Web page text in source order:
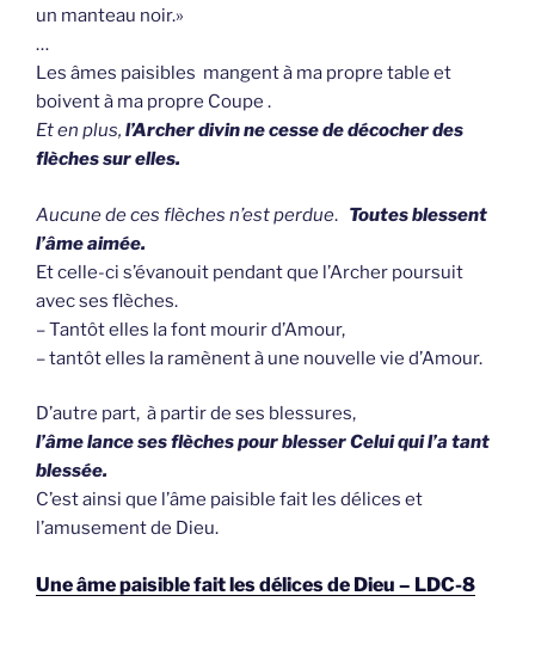
un manteau noir.»
…
Les âmes paisibles mangent à ma propre table et
boivent à ma propre Coupe .
Et en plus, l’Archer divin ne cesse de décocher des
flèches sur elles.
Aucune de ces flèches n’est perdue. Toutes blessent
l’âme aimée.
Et celle-ci s’évanouit pendant que l’Archer poursuit
avec ses flèches.
– Tantôt elles la font mourir d’Amour,
– tantôt elles la ramènent à une nouvelle vie d’Amour.
D’autre part, à partir de ses blessures,
l’âme lance ses flèches pour blesser Celui qui l’a tant
blessée.
C’est ainsi que l’âme paisible fait les délices et
l’amusement de Dieu.
Une âme paisible fait les délices de Dieu – LDC-8